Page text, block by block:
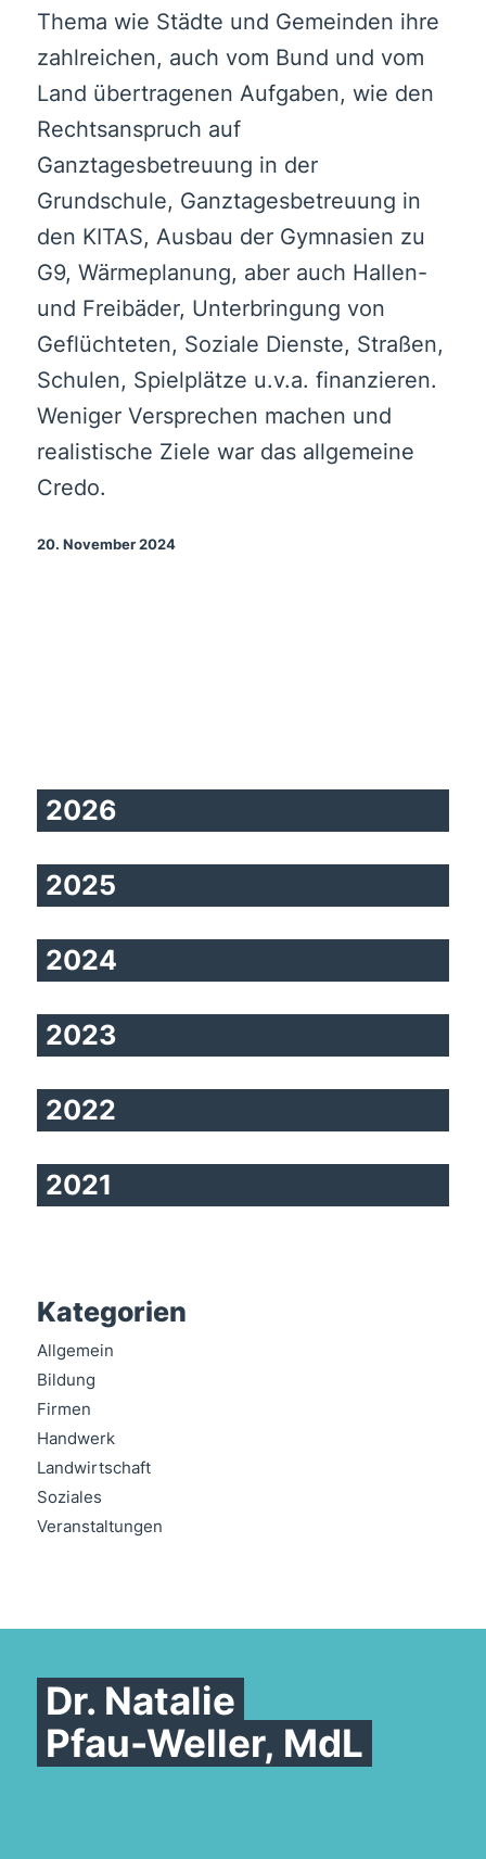
Thema wie Städte und Gemeinden ihre
zahlreichen, auch vom Bund und vom
Land übertragenen Aufgaben, wie den
Rechtsanspruch auf
Ganztagesbetreuung in der
Grundschule, Ganztagesbetreuung in
den KITAS, Ausbau der Gymnasien zu
G9, Wärmeplanung, aber auch Hallen-
und Freibäder, Unterbringung von
Geflüchteten, Soziale Dienste, Straßen,
Schulen, Spielplätze u.v.a. finanzieren.
Weniger Versprechen machen und
realistische Ziele war das allgemeine
Credo.
20. November 2024
2026
2025
2024
2023
2022
2021
Kategorien
Allgemein
Bildung
Firmen
Handwerk
Landwirtschaft
Soziales
Veranstaltungen
Dr. Natalie
Pfau-Weller, MdL